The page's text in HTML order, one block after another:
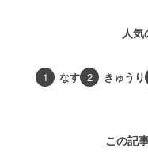
人
1 なす 2 きゅうり
この記